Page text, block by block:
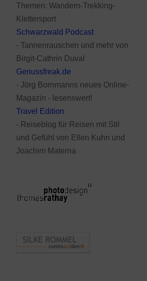
Themen: Wandern-Trekking-
Klettersport
Schwarzwald Podcast
- Tannenrauschen und mehr von
Birgit-Cathrin Duval
Genussfreak.de
- Jörg Bornmanns neues Online-
Magazin - lesenswert!
Travel Edition
- Reiseblog für Reisen mit Stil
und Gefühl von Ellen Kuhn und
Joachim Materna